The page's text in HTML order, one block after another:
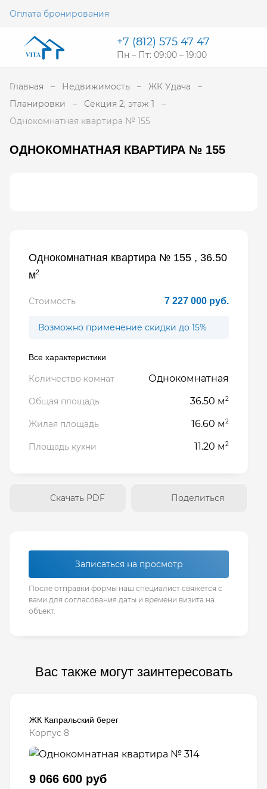
Оплата бронирования
+7 (812) 575 47 47
Пн – Пт: 09:00 – 19:00
Главная Недвижимость
ЖК Удача
Планировки
Секция 2, этаж 1
Однокомнатная квартира № 155
ОДНОКОМНАТНАЯ КВАРТИРА № 155
Однокомнатная квартира № 155 , 36.50
м2
Стоимость 7 227 000 руб.
Возможно применение скидки до 15%
Все характеристики
Количество комнат Однокомнатная
Общая площадь 36.50 м2
Жилая площадь 16.60 м2
Площадь кухни 11.20 м2
Скачать PDF Поделиться
Записаться на просмотр
После отправки формы наш специалист свяжется с
вами для согласования даты и времени визита на
объект.
Вас также могут заинтересовать
ЖК Капральский берег
Корпус 8
9 066 600 руб